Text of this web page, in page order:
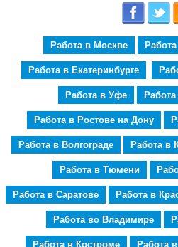
Работа в Москве
Работа в Екатеринбурге
Работа в Уфе
Работа в Ростове на Дону
Работа в Волгограде Работа в
Работа в Тюмени
Работа в Саратове Работа в
Работа во Владимире
Работа в Костроме Работа